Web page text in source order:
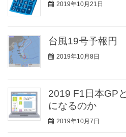
2019年10月21日
台風19号予報円
2019年10月8日
2019 F1日本GP
になるのか
2019年10月7日